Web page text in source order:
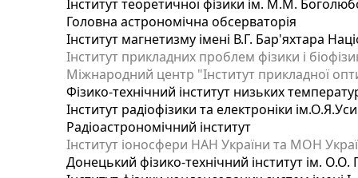
Інститут теоретичної фізики ім. М.М.
Головна астрономічна обсерваторія
Інститут магнетизму імені В.Г. Бар'яхтара
Інститут прикладних проблем фізики і
Міжнародний центр "Інститут прикладної
Фізико-технічний інститут низьких
Інститут радіофізики та електроніки
Радіоастрономічний інститут
Інститут іоносфери НАН України та МОН
Донецький фізико-технічний інститут ім. О.О.